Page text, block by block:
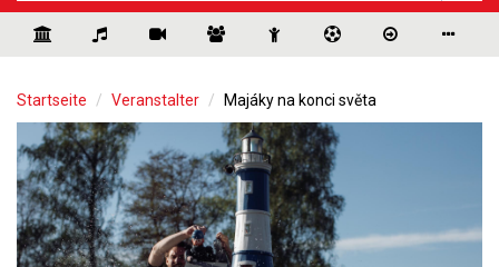
Startseite Veranstalter Majáky na konci světa